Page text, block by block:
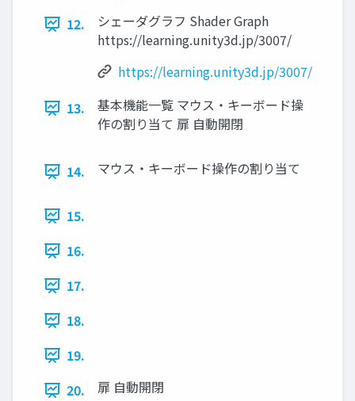
12.
シェーダグラフ Shader Graph
https://learning.unity3d.jp/3007/
https://learning.unity3d.jp/3007/
13.
基本機能一覧 マウス・キーボード操
作の割り当て 扉 自動開閉
14. マウス・キーボード操作の割り当て
15.
16.
17.
18.
19.
20.
扉 自動開閉